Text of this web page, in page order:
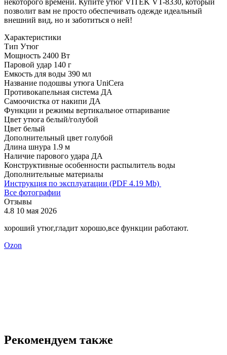
некоторого времени. Купите утюг VITEK VT-8330, который
позволит вам не просто обеспечивать одежде идеальный
внешний вид, но и заботиться о ней!
Характеристики
Тип Утюг
Мощность 2400 Вт
Паровой удар 140 г
Емкость для воды 390 мл
Название подошвы утюга UniCera
Противокапельная система ДА
Самоочистка от накипи ДА
Функции и режимы вертикальное отпаривание
Цвет утюга белый/голубой
Цвет белый
Дополнительный цвет голубой
Длина шнура 1.9 м
Наличие парового удара ДА
Конструктивные особенности распылитель воды
Дополнительные материалы
Инструкция по эксплуатации (PDF 4.19 Mb)
Все фотографии
Отзывы
4.8 10 мая 2026
хороший утюг,гладит хорошо,все функции работают.
Ozon
Рекомендуем также